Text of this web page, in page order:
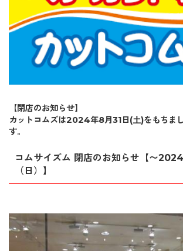
【閉店のお知らせ】
カットコムズは2024年8月31日(土)をもちま
す。
コムサイズム 閉店のお知らせ【〜
（日）】